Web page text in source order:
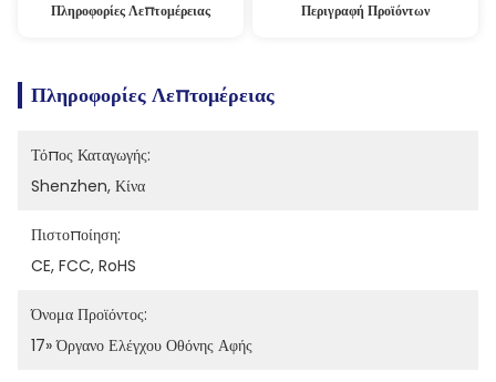
Πληροφορίες Λεπτομέρειας Περιγραφή Προϊόντων
Πληροφορίες Λεπτομέρειας
Τόπος Καταγωγής:
Shenzhen, Κίνα
Πιστοποίηση:
CE, FCC, RoHS
Όνομα Προϊόντος:
17» Όργανο Ελέγχου Οθόνης Αφής